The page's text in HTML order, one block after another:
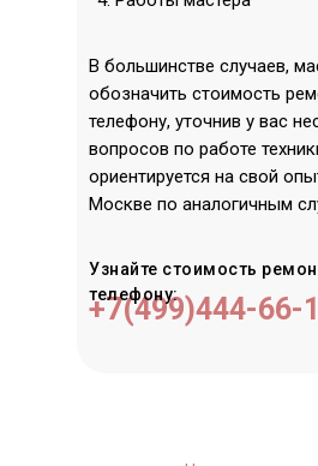
В большинстве случаев,
обозначить стоимость
телефону, уточнив у вас
вопросов по работе
ориентируется на свой
Москве по аналогичным
+7(499)444-66-
Узнайте стоимость
телефону: